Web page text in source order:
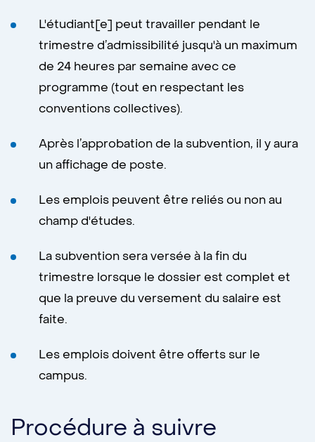
L'étudiant[e] peut travailler pendant le
trimestre d’admissibilité jusqu'à un maximum
de 24 heures par semaine avec ce
programme (tout en respectant les
conventions collectives).
Après l’approbation de la subvention, il y aura
un affichage de poste.
Les emplois peuvent être reliés ou non au
champ d'études.
La subvention sera versée à la fin du
trimestre lorsque le dossier est complet et
que la preuve du versement du salaire est
faite.
Les emplois doivent être offerts sur le
campus.
Procédure à suivre